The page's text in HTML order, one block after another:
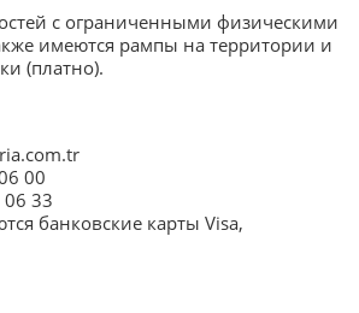
с ограниченными физическими
имеются рампы на территории и
(платно).
00
06 33
банковские карты Visa,